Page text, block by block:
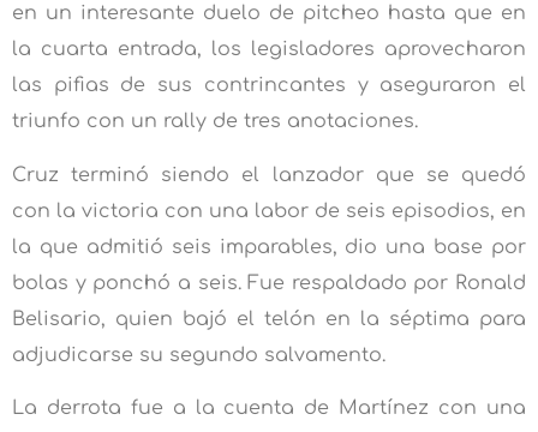
en un interesante duelo de pitcheo hasta que en
la cuarta entrada, los legisladores aprovecharon
las pifias de sus contrincantes y aseguraron el
triunfo con un rally de tres anotaciones.
Cruz terminó siendo el lanzador que se quedó
con la victoria con una labor de seis episodios, en
la que admitió seis imparables, dio una base por
bolas y ponchó a seis. Fue respaldado por Ronald
Belisario, quien bajó el telón en la séptima para
adjudicarse su segundo salvamento.
La derrota fue a la cuenta de Martínez con una